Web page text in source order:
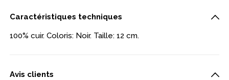
Caractéristiques techniques
100% cuir. Coloris: Noir. Taille: 12 cm.
Avis clients